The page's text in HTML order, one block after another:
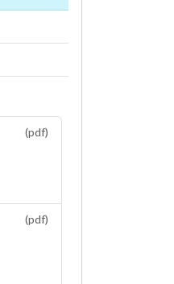
(pdf)
(pdf)